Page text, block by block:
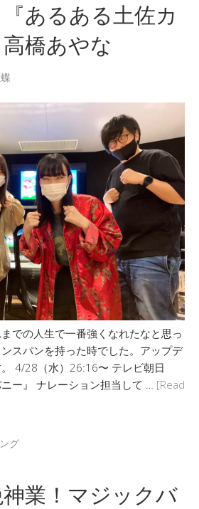
あるある土佐カ
橋あやな
での人生で一番強くなれたなと思っ
スパンを持った時でした。アップデ
4/28（水）26:16〜 テレビ朝日
ニー』 ナレーション担当して … [Read
グ
業！マジックバ